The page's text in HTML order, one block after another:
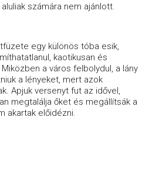
számára nem ajánlott.
egy különös tóba esik,
kaotikusan és
a város felbolydul, a lány
a lényeket, mert azok
Apjuk versenyt fut az idővel,
megtalálja őket és megállítsák a
akartak előidézni.